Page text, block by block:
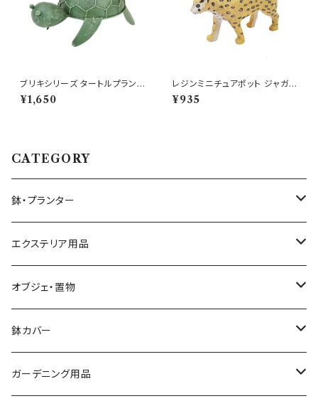
ブリキシリーズ タートルプランタ
ー ブリキ プランター 鉢
¥1,650
レジンミニチュアポット ジャガー
ヒョウ ネコ科 ミニ鉢
¥935
CATEGORY
鉢・プランター
大きさ ミニ鉢 5号以下
大きさ 中鉢 6号～8号
大きさ 大鉢 9号以上
素材 テラコッタ
エクステリア用品
プランタースタンド・花台
椅子・チェア型
自転車・三輪車型
ガーデンフェンス・柵
ウォールデコ・壁掛け
オブジェ・置物
動物・アニマル
キャラクター
鉢カバー
大きさ 5号以下
ガーデニング用品